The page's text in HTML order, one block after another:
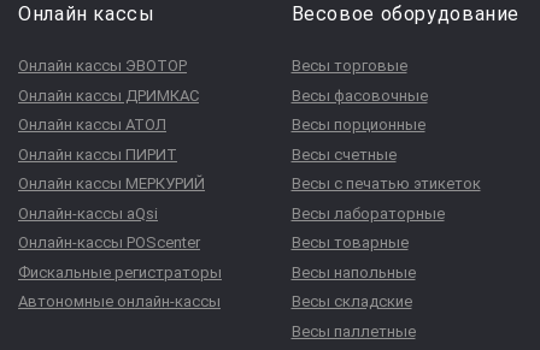
Онлайн кассы
Онлайн кассы ЭВОТОР
Онлайн кассы ДРИМКАС
Онлайн кассы АТОЛ
Онлайн кассы ПИРИТ
Онлайн кассы МЕРКУРИЙ
Онлайн-кассы aQsi
Онлайн-кассы POScenter
Фискальные регистраторы
Автономные онлайн-кассы
Весовое оборудование
Весы торговые
Весы фасовочные
Весы порционные
Весы счетные
Весы с печатью этикеток
Весы лабораторные
Весы товарные
Весы напольные
Весы складские
Весы паллетные